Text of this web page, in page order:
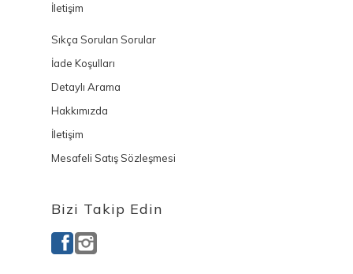
İletişim
Sıkça Sorulan Sorular
İade Koşulları
Detaylı Arama
Hakkımızda
İletişim
Mesafeli Satış Sözleşmesi
Bizi Takip Edin